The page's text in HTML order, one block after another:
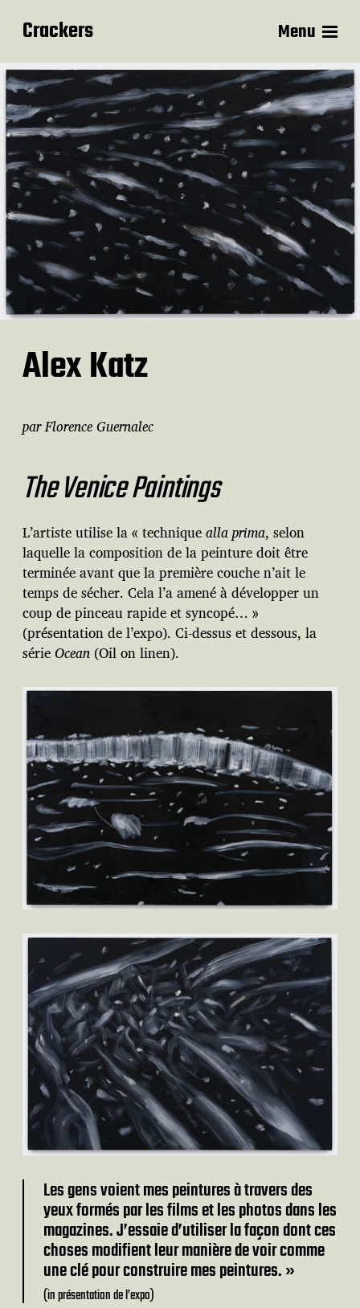
Crackers Menu
Alex Katz
par Florence Guernalec
The Venice Paintings
L’artiste utilise la « techniquealla prima, selon
laquelle la composition de la peinture doit être
terminée avant que la première couche n’ait le
temps de sécher. Cela l’a amené à développer un
coup de pinceau rapide et syncopé… »
(présentation de l’expo). Ci-dessus et dessous, la
sérieOcean (Oil on linen).
Les gens voient mes peintures à travers des
yeux formés par les films et les photos dans les
magazines. J’essaie d’utiliser la façon dont ces
choses modifient leur manière de voir comme
une clé pour construire mes peintures. »
(in présentation de l’expo)